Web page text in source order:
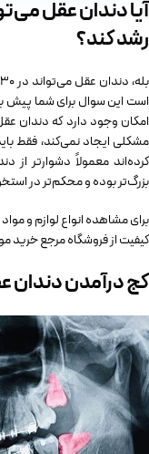
رشد کند؟
است این سوال برای شما پیش
مشکلی ایجاد نمی‌کند، فقط
کرده‌اند معمولاً دشوارتر از
بزرگ‌تر بوده و محکم‌تر در
برای مشاهده انواع لوازم و
کیفیت از فروشگاه مرجع خرید
کج درآمدن دندان